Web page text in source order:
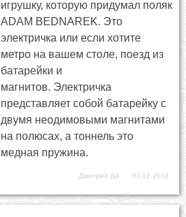
игрушку, которую придумал поляк
ADAM BEDNAREK. Это
электричка или если хотите
метро на вашем столе, поезд из
батарейки и
магнитов. Электричка
представляет собой батарейку с
двумя неодимовыми магнитами
на полюсах, а тоннель это
медная пружина.
Дмитрий ДА 01.12.2014